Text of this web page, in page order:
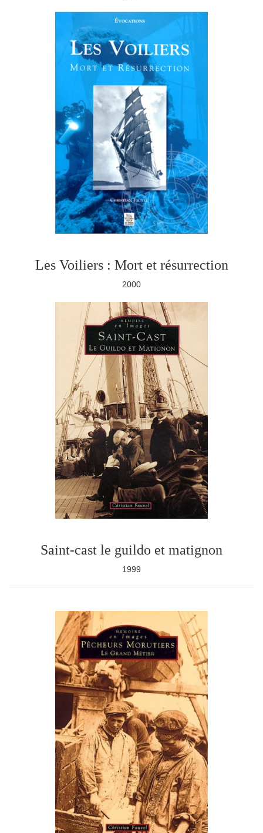
Les Voiliers : Mort et résurrection
2000
Saint-cast le guildo et matignon
1999